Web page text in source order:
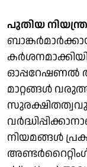
പുതിയ
ഓപ്പറേഷണൽ
മാറ്റങ്ങൾ
നിയമങ്ങൾ